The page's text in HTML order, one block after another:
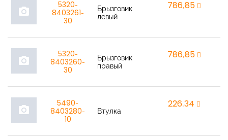
photo_camera
5320-
8403261-
30
Брызговик
левый
786,85
photo_camera
5320-
8403260-
30
Брызговик
правый
786,85
photo_camera
5490-
8403280-
10
Втулка
226,34